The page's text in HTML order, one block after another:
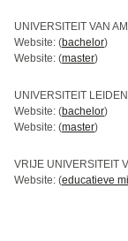
UNIVERSITEIT VAN
Website: (bachelor)
Website: (master)
UNIVERSITEIT LEIDEN
Website: (bachelor)
Website: (master)
VRIJE UNIVERSITEIT
Website: (educatieve